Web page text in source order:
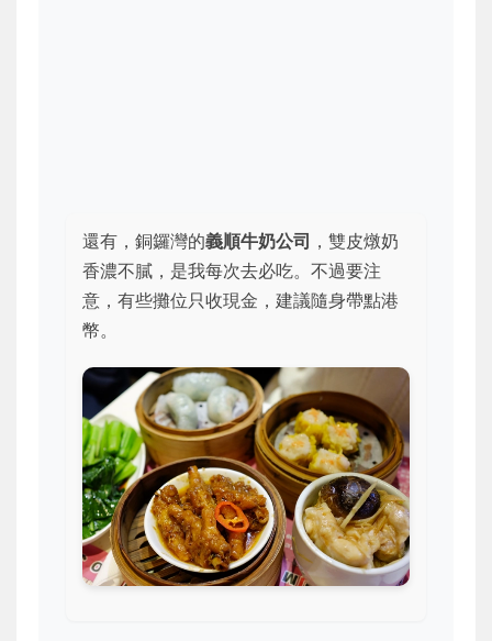
還有，銅鑼灣的義順牛奶公司 ，雙皮燉奶
香濃不膩，是我每次去必吃。不過要注
意，有些攤位只收現金，建議隨身帶點港
幣。